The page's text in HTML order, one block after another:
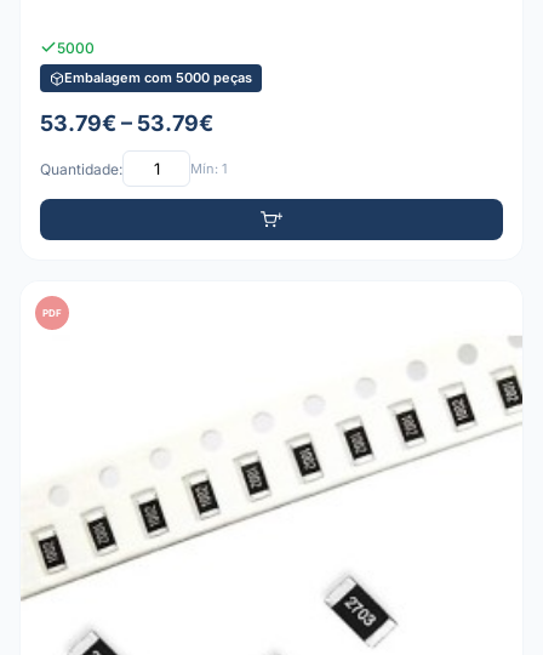
5000
Embalagem com 5000 peças
53.79€ – 53.79€
Quantidade: Mín: 1
PDF